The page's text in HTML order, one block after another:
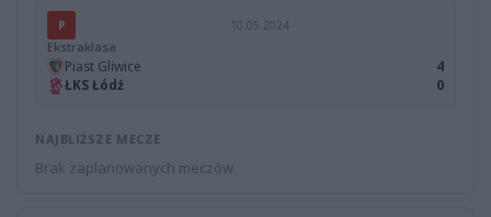
P 10.05.2024
Ekstraklasa
Piast Gliwice
4
ŁKS Łódź
0
NAJBLIŻSZE MECZE
Brak zaplanowanych meczów.